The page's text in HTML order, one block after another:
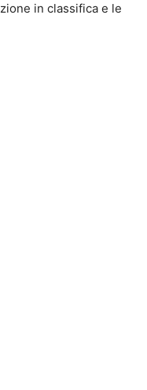
in classifica e le